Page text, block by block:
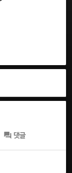
댓글